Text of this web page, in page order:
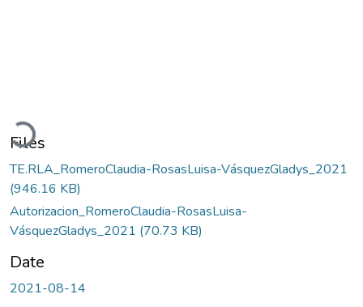
Loading...
Files
TE.RLA_RomeroClaudia-RosasLuisa-VásquezGladys_2021
(946.16 KB)
Autorizacion_RomeroClaudia-RosasLuisa-
VásquezGladys_2021 (70.73 KB)
Date
2021-08-14